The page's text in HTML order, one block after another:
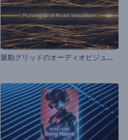
脈
動グリッドのオーディオビジュアライザー